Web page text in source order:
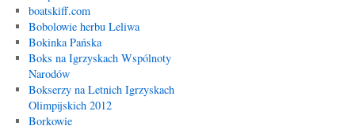
boatskiff.com
Bobolowie herbu Leliwa
Bokinka Pańska
Boks na Igrzyskach Wspólnoty
Narodów
Bokserzy na Letnich Igrzyskach
Olimpijskich 2012
Borkowie